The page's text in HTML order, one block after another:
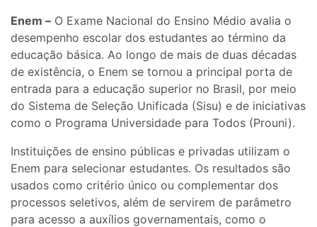
Enem – O Exame Nacional do Ensino Médio avalia o
desempenho escolar dos estudantes ao término da
educação básica. Ao longo de mais de duas décadas
de existência, o Enem se tornou a principal porta de
entrada para a educação superior no Brasil, por meio
do Sistema de Seleção Unificada (Sisu) e de iniciativas
como o Programa Universidade para Todos (Prouni).
Instituições de ensino públicas e privadas utilizam o
Enem para selecionar estudantes. Os resultados são
usados como critério único ou complementar dos
processos seletivos, além de servirem de parâmetro
para acesso a auxílios governamentais, como o